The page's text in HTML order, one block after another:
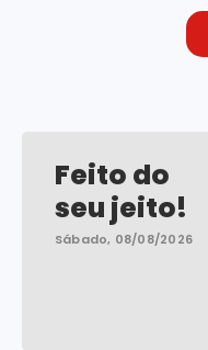
Feito do
seu jeito!
Sábado, 08/08/2026